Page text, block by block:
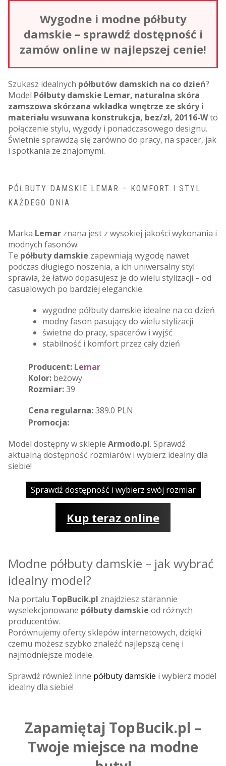
Wygodne i modne półbuty
damskie – sprawdź dostępność i
zamów online w najlepszej cenie!
Szukasz idealnych półbutów damskich na co dzień?
Model Półbuty damskie Lemar, naturalna skóra
zamszowa skórzana wkładka wnętrze ze skóry i
materiału wsuwana konstrukcja, bez/zł, 20116-Wto
połączenie stylu, wygody i ponadczasowego designu.
Świetnie sprawdzą się zarówno do pracy, na spacer, jak
i spotkania ze znajomymi.
PÓŁBUTY DAMSKIE LEMAR – KOMFORT I STYL
KAŻDEGO DNIA
Marka Lemar znana jest z wysokiej jakości wykonania i
modnych fasonów.
Te półbuty damskie zapewniają wygodę nawet
podczas długiego noszenia, a ich uniwersalny styl
sprawia, że łatwo dopasujesz je do wielu stylizacji – od
casualowych po bardziej eleganckie.
wygodne półbuty damskie idealne na co dzień
modny fason pasujący do wielu stylizacji
świetne do pracy, spacerów i wyjść
stabilność i komfort przez cały dzień
Producent: Lemar
Kolor: beżowy
Rozmiar:39
Cena regularna:389.0 PLN
Promocja:
Model dostępny w sklepie Armodo.pl. Sprawdź
aktualną dostępność rozmiarów i wybierz idealny dla
siebie!
Sprawdź dostępność i wybierz swój rozmiar
Kup teraz online
Modne półbuty damskie – jak wybrać
idealny model?
Na portalu TopBucik.pl znajdziesz starannie
wyselekcjonowane półbuty damskie od różnych
producentów.
Porównujemy oferty sklepów internetowych, dzięki
czemu możesz szybko znaleźć najlepszą cenę i
najmodniejsze modele.
Sprawdź również inne półbuty damskie i wybierz model
idealny dla siebie!
Zapamiętaj TopBucik.pl –
Twoje miejsce na modne